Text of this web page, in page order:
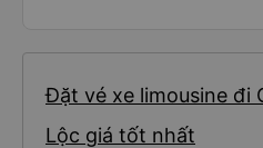
Đặt vé xe limousine đi
Lộc giá tốt nhất